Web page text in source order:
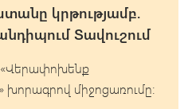
կրթությամբ.
Տավուշում
միջոցառումը։